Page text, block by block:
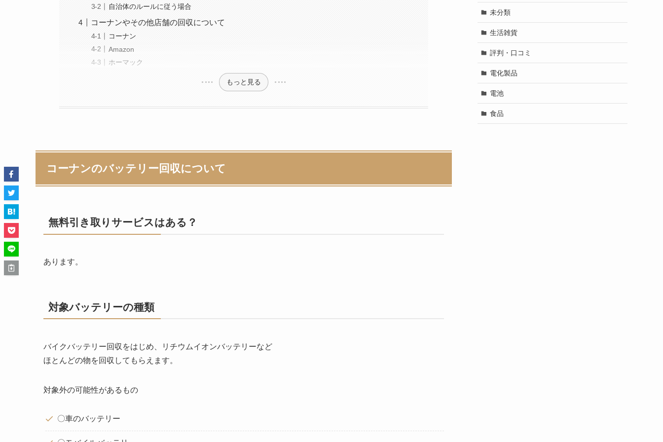
自治体のルールに従う場合
コーナンやその他店舗の回収について
コーナン
Amazon
ホーマック
もっと見る
コーナンのバッテリー回収について
無料引き取りサービスはある？
あります。
対象バッテリーの種類
バイクバッテリー回収をはじめ、リチウムイオンバッテリーなど
ほとんどの物を回収してもらえます。
対象外の可能性があるもの
〇車のバッテリー
未分類
生活雑貨
評判・口コミ
電化製品
電池
食品